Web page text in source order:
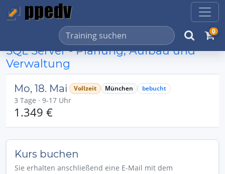
0
SQL Server - Planung, Aufbau und
Verwaltung
Mo, 18. Mai Vollzeit München bebucht
3 Tage · 9-17 Uhr
1.349 €
Kurs buchen
Sie erhalten anschließend eine E-Mail mit dem